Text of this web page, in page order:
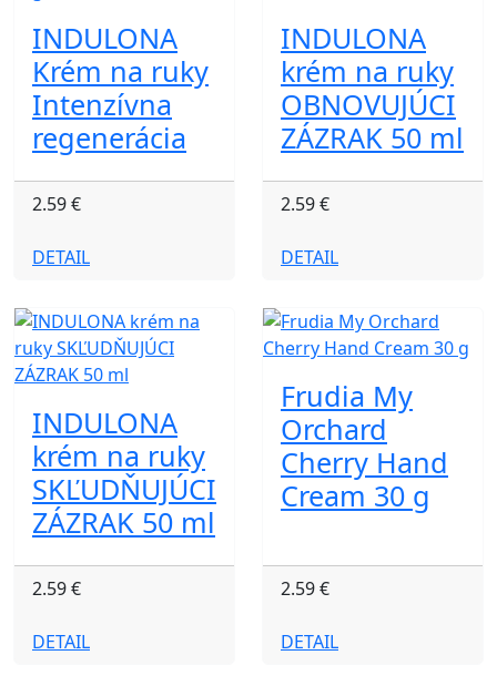
INDULONA
Krém na ruky
Intenzívna
regenerácia
2.59 €
DETAIL
INDULONA
krém na ruky
OBNOVUJÚCI
ZÁZRAK 50 ml
2.59 €
DETAIL
INDULONA
krém na ruky
SKĽUDŇUJÚCI
ZÁZRAK 50 ml
2.59 €
DETAIL
Frudia My
Orchard
Cherry Hand
Cream 30 g
2.59 €
DETAIL